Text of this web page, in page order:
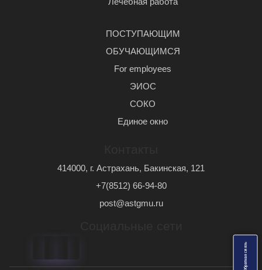
О
б
р
а
т
н
а
я
с
в
я
з
ь
ПОСТУПАЮЩИМ
ОБУЧАЮЩИМСЯ
For employees
ЭИОС
СОКО
Единое окно
414000, г. Астрахань, Бакинская, 121
+7(8512) 66-94-80
post@astgmu.ru